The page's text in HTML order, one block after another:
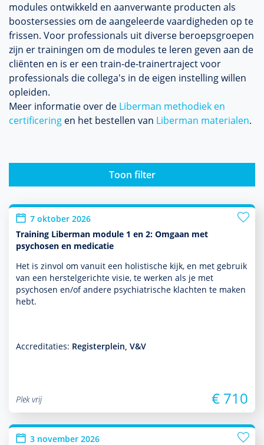
modules ontwik­keld en aan­ver­wante producten als
boostersessies om de aangeleerde vaar­dig­heden op te
frissen. Voor professionals uit diverse beroeps­groepen
zijn er trainingen om de modules te leren geven aan de
cliënten en is er een train-de-trainertraject voor
professionals die collega's in de eigen instel­ling willen
opleiden.
Meer infor­matie over de Liber­man metho­diek en
certificering en het bestellen van Liber­man materialen.
Toon filter
7 oktober 2026
Training Liberman module 1 en 2: Omgaan met
psychosen en medicatie
Het is zinvol om vanuit een holistische kijk, en met gebruik
van een herstelgerichte visie, te werken als je met
psychosen en/of andere psychia­trische klachten te maken
hebt.
Accreditaties: Registerplein, V&V
Plek vrij € 710
3 november 2026